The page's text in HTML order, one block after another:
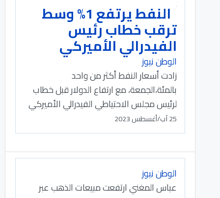
النفط يرتفع 1% وسط
ترقب خطاب رئيس
الفيدرالي الأميركي
الوطن نيوز
زادت أسعار النفط أكثر من واحد
بالمئة،الجمعة، مع ارتفاع الدولار قبل خطاب
لرئيس مجلس الاحتياطي الفيدرالي الأميركي
25 آب/أغسطس 2023
الوطن نيوز
عباس المغني ارتفعت مبيعات الذهب عبر